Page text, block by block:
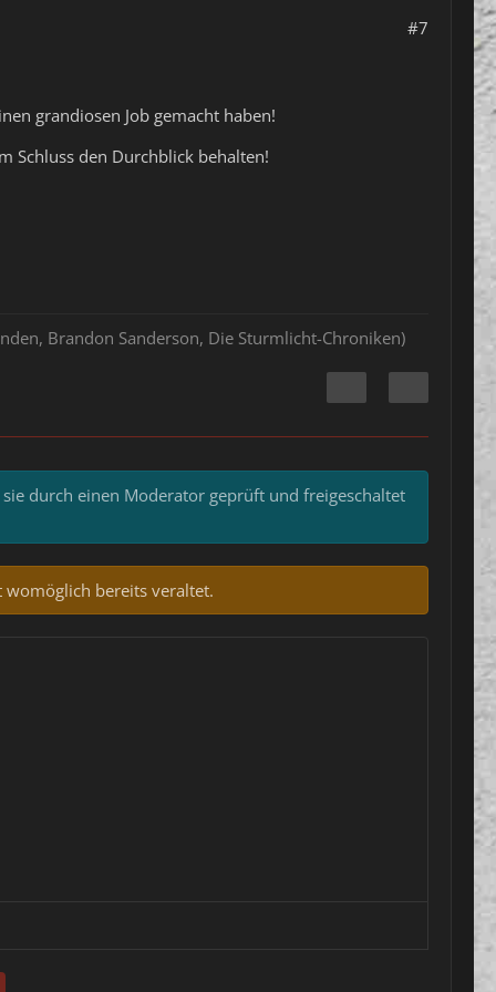
#7
grandiosen Job gemacht haben!
Schluss den Durchblick behalten!
Brandon Sanderson, Die Sturmlicht-Chroniken)
durch einen Moderator geprüft und freigeschaltet
womöglich bereits veraltet.